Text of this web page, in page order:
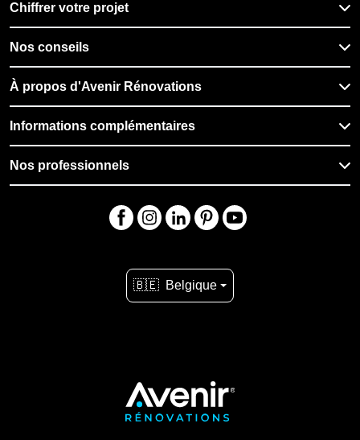
Chiffrer votre projet
Nos conseils
À propos d'Avenir Rénovations
Informations complémentaires
Nos professionnels
🇧🇪 Belgique